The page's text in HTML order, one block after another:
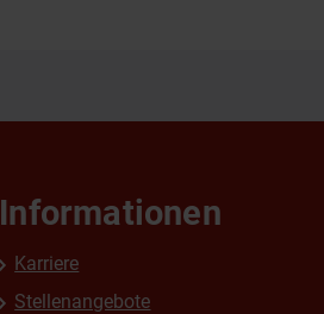
Informationen
Karriere
Stellenangebote